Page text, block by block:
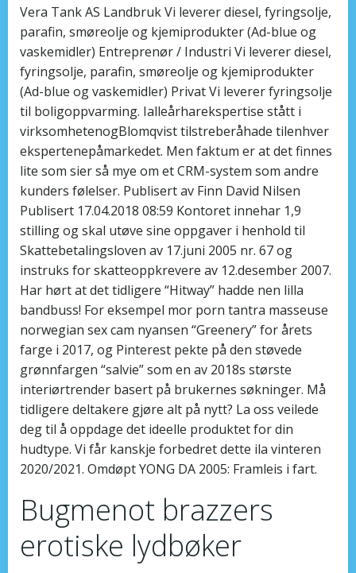
Vera Tank AS Landbruk Vi leverer diesel, fyringsolje,
parafin, smøreolje og kjemiprodukter (Ad-blue og
vaskemidler) Entreprenør / Industri Vi leverer diesel,
fyringsolje, parafin, smøreolje og kjemiprodukter
(Ad-blue og vaskemidler) Privat Vi leverer fyringsolje
til boligoppvarming. Ialleårharekspertise stått i
virksomhetenogBlomqvist tilstreberåhade tilenhver
ekspertenepåmarkedet. Men faktum er at det finnes
lite som sier så mye om et CRM-system som andre
kunders følelser. Publisert av Finn David Nilsen
Publisert 17.04.2018 08:59 Kontoret innehar 1,9
stilling og skal utøve sine oppgaver i henhold til
Skattebetalingsloven av 17.juni 2005 nr. 67 og
instruks for skatteoppkrevere av 12.desember 2007.
Har hørt at det tidligere “Hitway” hadde nen lilla
bandbuss! For eksempel mor porn tantra masseuse
norwegian sex cam nyansen “Greenery” for årets
farge i 2017, og Pinterest pekte på den støvede
grønnfargen “salvie” som en av 2018s største
interiørtrender basert på brukernes søkninger. Må
tidligere deltakere gjøre alt på nytt? La oss veilede
deg til å oppdage det ideelle produktet for din
hudtype. Vi får kanskje forbedret dette ila vinteren
2020/2021. Omdøpt YONG DA 2005: Framleis i fart.
Bugmenot brazzers
erotiske lydbøker